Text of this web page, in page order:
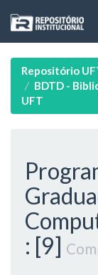
navigation
Repositório
BDTD -
UFT
: [9]